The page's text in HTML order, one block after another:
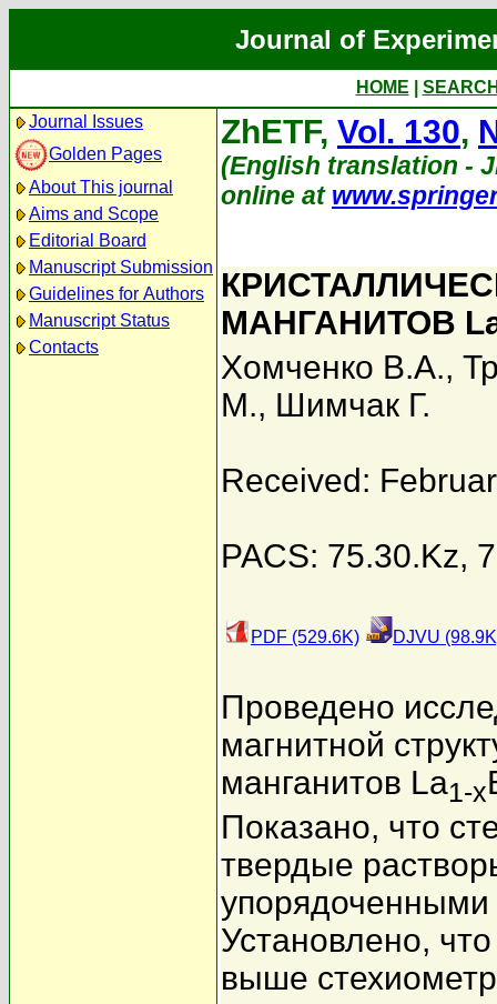
Journal of
HOME
Journal Issues
Golden Pages
About This journal
Aims and Scope
Editorial Board
Manuscript Submission
Guidelines for Authors
Manuscript Status
Contacts
ZhETF, Vol. 130,
(English translation -
online at
МАНГАНИТОВ
Хомченко В.А.,
М., Шимчак Г.
Received:
PACS: 75.30.Kz,
PDF (529.6K) DJVU
Проведено
магнитной
манганитов La1-x
Показано, что
твердые
упорядоченными
Установлено,
выше